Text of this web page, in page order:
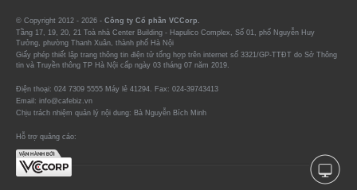
© Copyright 2012 - 2026 - Công ty Cổ phần VCCorp.
Tầng 17, 19, 20, 21 Toà nhà Center Building - Hapulico Complex, Số 01, phố Nguyễn Huy
Tưởng, phường Thanh Xuân, thành phố Hà Nội
Giấy phép thiết lập trang thông tin điện tử tổng hợp trên internet số 3321/GP-TTĐT do Sở Thông
tin và Truyền thông TP Hà Nội cấp ngày 03 tháng 07 năm 2019.
Điện thoại: 024 7309 5555 Máy lẻ 41294. Fax: 024-39743413
Email: info@cafebiz.vn
Chịu trách nhiệm quản lý nội dung: Bà Nguyễn Bích Minh
Hỗ trợ quảng cáo: